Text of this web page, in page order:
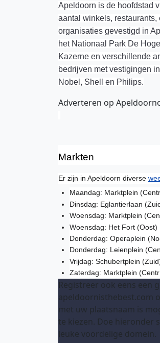
Apeldoorn is de hoofdstad
aantal winkels,
organisaties gevestigd in
het Nationaal Park De
Kazerne en verschillende
bedrijven met vestigingen
Nobel, Shell en Philips.
Adverteren op
Markten
Er zijn in Apeldoorn diverse
Maandag: Marktplein
Dinsdag: Eglantierlaan
Woensdag: Marktplein
Woensdag: Het Fort (Oost)
Donderdag: Operaplein
Donderdag: Leienplein
Vrijdag: Schubertplein
Zaterdag: Marktplein
Registreer ook eens een
apeldoornisthebest.com
met uw plaatsnaam is
te kiezen. Doe hieronder
leuke voordelige domein.